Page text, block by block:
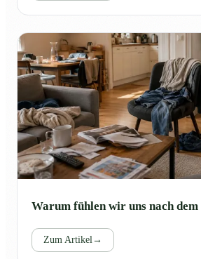
Warum fühlen wir uns nach dem
Zum Artikel→